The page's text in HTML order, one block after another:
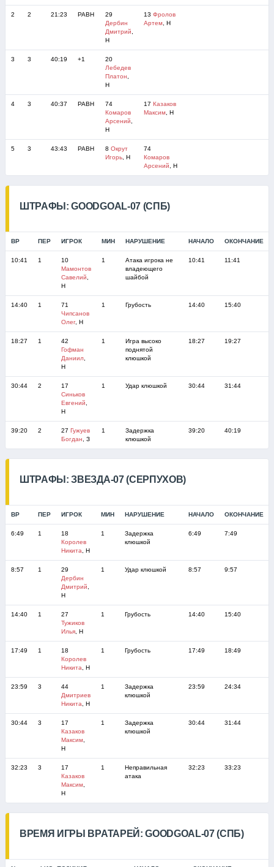
2 2 21:23 РАВН
29
Дербин
Дмитрий
Н
13 Фролов
Артем, Н
3 3 40:19 +1
20
Лебедев
Платон
Н
4 3 40:37 РАВН
74
Комаров
Арсений
Н
17 Казаков
Максим, Н
5 3 43:43 РАВН 8 Окрут
Игорь, Н
74
Комаров
Арсений , Н
ШТРАФЫ: GOODGOAL-07 (СПБ)
ВР ПЕР ИГРОК МИН НАРУШЕНИЕ НАЧАЛО ОКОНЧАНИЕ
10:41 1
10
Мамонтов
Савелий
Н
1
Атака игрока не
владеющего
шайбой
10:41 11:41
14:40 1
71
Чипсанов
Олег, Н
1 Грубость 14:40 15:40
18:27 1
42
Гофман
Даниил,
Н
1
Игра высоко
поднятой
клюшкой
18:27 19:27
30:44 2
17
Синьков
Евгений
Н
1 Удар клюшкой 30:44 31:44
39:20 2 27 Гужуев
Богдан , З
1
Задержка
клюшкой
39:20 40:19
ШТРАФЫ: ЗВЕЗДА-07 (СЕРПУХОВ)
ВР ПЕР ИГРОК МИН НАРУШЕНИЕ НАЧАЛО ОКОНЧАНИЕ
6:49 1
18
Королев
Никита , Н
1
Задержка
клюшкой
6:49 7:49
8:57 1
29
Дербин
Дмитрий
Н
1 Удар клюшкой 8:57 9:57
14:40 1
27
Тужиков
Илья, Н
1 Грубость 14:40 15:40
17:49 1
18
Королев
Никита , Н
1 Грубость 17:49 18:49
23:59 3
44
Дмитриев
Никита , Н
1
Задержка
клюшкой
23:59 24:34
30:44 3
17
Казаков
Максим,
Н
1
Задержка
клюшкой
30:44 31:44
32:23 3
17
Казаков
Максим,
Н
1
Неправильная
атака
32:23 33:23
ВРЕМЯ ИГРЫ ВРАТАРЕЙ: GOODGOAL-07 (СПБ)